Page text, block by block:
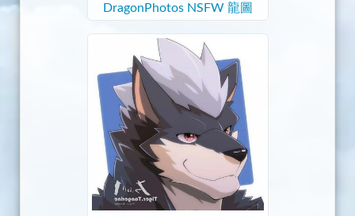
DragonPhotos NSFW 龍圖